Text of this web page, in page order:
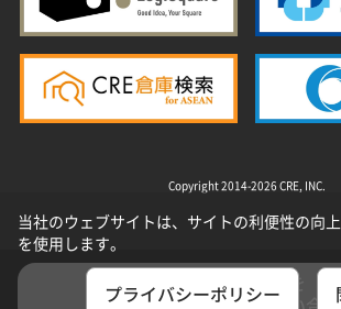
選択した物件を
Copyright 2014-2026 CRE, INC.
当社のウェブサイトは、サイトの利便性の向
を使用します。
プライバシーポリシー